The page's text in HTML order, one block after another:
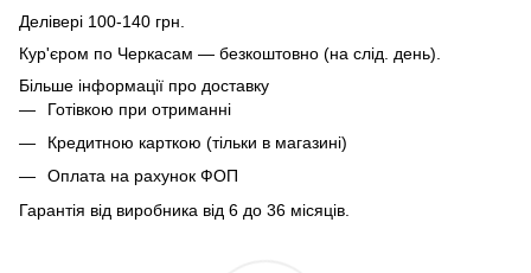
Делівері 100-140 грн.
Кур'єром по Черкасам — безкоштовно (на слід. день).
Більше інформації про доставку
Готівкою при отриманні
Кредитною карткою (тільки в магазині)
Оплата на рахунок ФОП
Гарантія від виробника від 6 до 36 місяців.